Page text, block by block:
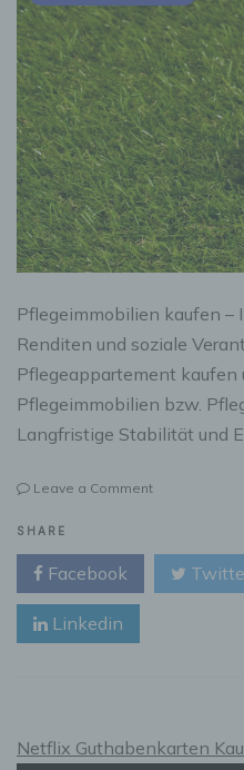
Pflegeimmobilien kaufen –
Renditen und soziale
Pflegeappartement
Pflegeimmobilien bzw.
Langfristige Stabilität und
Leave a Commenton
Sie
langfristig
vom
SHARE
Facebook
Linkedin
Netflix Guthabenkarten